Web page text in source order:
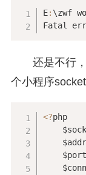
E: \zwf
Fatal
还是不行
个小程序
<?php